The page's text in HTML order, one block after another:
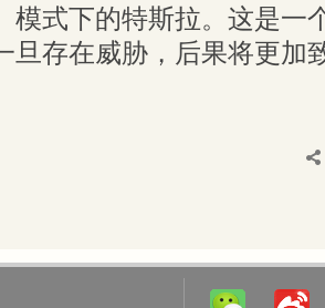
式下的特斯拉。这是一
旦存在威胁，后果将更加